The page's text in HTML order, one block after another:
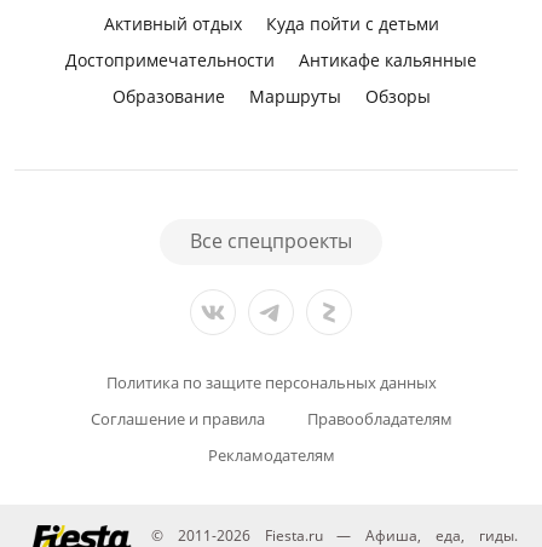
Активный отдых
Куда пойти с детьми
Достопримечательности
Антикафе кальянные
Образование
Маршруты Обзоры
Все спецпроекты
Политика по защите персональных данных
Соглашение и правила
Правообладателям
Рекламодателям
© 2011-2026 Fiesta.ru — Афиша, еда, гиды.